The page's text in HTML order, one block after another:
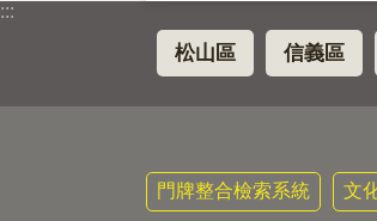
:::
松山區 信義區
門牌整合檢索系統 文